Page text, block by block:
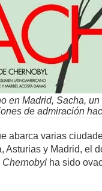
en Madrid, Sacha,
de admiración
abarca varias
Asturias y Madrid, el
Chernobyl ha sido